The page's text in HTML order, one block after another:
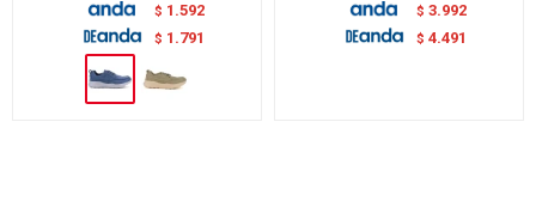
$ 1.592
$ 1.791
$ 3.992
$ 4.491